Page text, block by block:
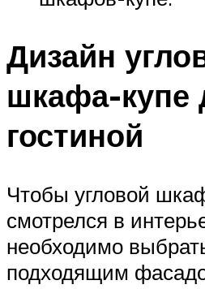
Дизайн
шкафа-купе
гостиной
Чтобы угловой
смотрелся в
необходимо
подходящим